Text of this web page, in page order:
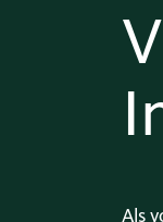
Als